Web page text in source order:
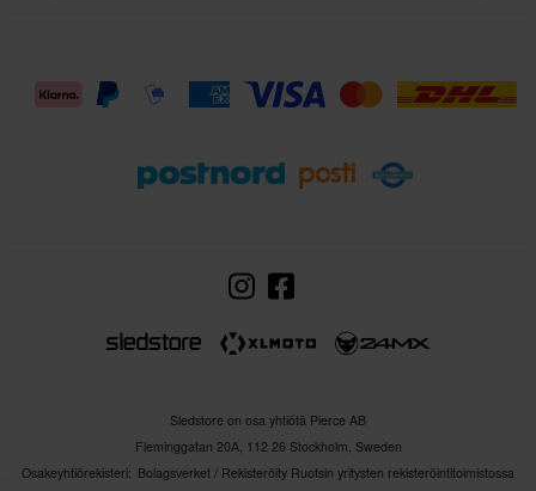
Sledstore on osa yhtiötä Pierce AB
Fleminggatan 20A, 112 26 Stockholm, Sweden
Osakeyhtiörekisteri: Bolagsverket / Rekisteröity Ruotsin yritysten rekisteröintitoimistossa